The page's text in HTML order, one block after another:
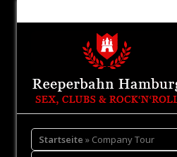
Startseite » Company Tour